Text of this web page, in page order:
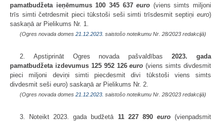
pamatbudžeta ieņēmumus 100 345 637euro (viens simts miljoni
trīs simti četrdesmit pieci tūkstoši seši simti trīsdesmit septiņi euro)
saskaņā ar Pielikums Nr. 1.
(Ogres novada domes 21.12.2023. saistošo noteikumu Nr. 28/2023 redakcijā)
2. Apstiprināt Ogres novada pašvaldības2023. gada
pamatbudžeta izdevumus 125 952 126euro (viens simts divdesmit
pieci miljoni deviņi simti piecdesmit divi tūkstoši viens simts
divdesmit seši euro) saskaņā ar Pielikums Nr. 2.
(Ogres novada domes 21.12.2023. saistošo noteikumu Nr. 28/2023 redakcijā)
3. Noteikt 2023. gada budžetā 11 227 890 euro(vienpadsmit